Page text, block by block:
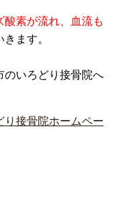
酸素が流れ、血流も
ます。
のいろどり接骨院へ
接骨院ホームペー